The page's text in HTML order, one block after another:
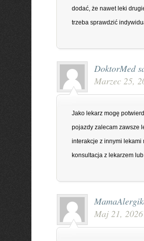
dodać, że nawet leki
trzeba sprawdzić
DoktorMed
Marzec 25,
Jako lekarz mogę
pojazdy zalecam zawsze
interakcje z innymi lekami
konsultacja z lekarzem
Maj 21,